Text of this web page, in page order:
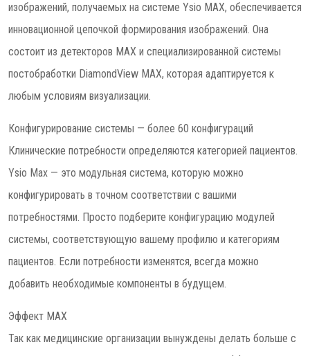
изображений, получаемых на системе Ysio MAX, обеспечивается
инновационной цепочкой формирования изображений. Она
состоит из детекторов MAX и специализированной системы
постобработки DiamondView MAX, которая адаптируется к
любым условиям визуализации.
Конфигурирование системы — более 60 конфигураций
Клинические потребности определяются категорией пациентов.
Ysio Max — это модульная система, которую можно
конфигурировать в точном соответствии с вашими
потребностями. Просто подберите конфигурацию модулей
системы, соответствующую вашему профилю и категориям
пациентов. Если потребности изменятся, всегда можно
добавить необходимые компоненты в будущем.
Эффект MAX
Так как медицинские организации вынуждены делать больше с